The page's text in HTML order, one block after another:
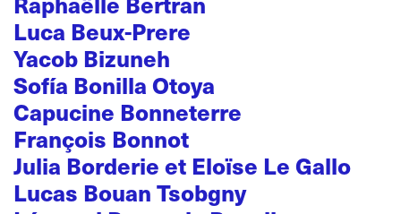
Luca Beux-Prere
Yacob Bizuneh
Sofía Bonilla Otoya
Capucine Bonneterre
François Bonnot
Julia Borderie et Eloïse Le Gallo
Lucas Bouan Tsobgny